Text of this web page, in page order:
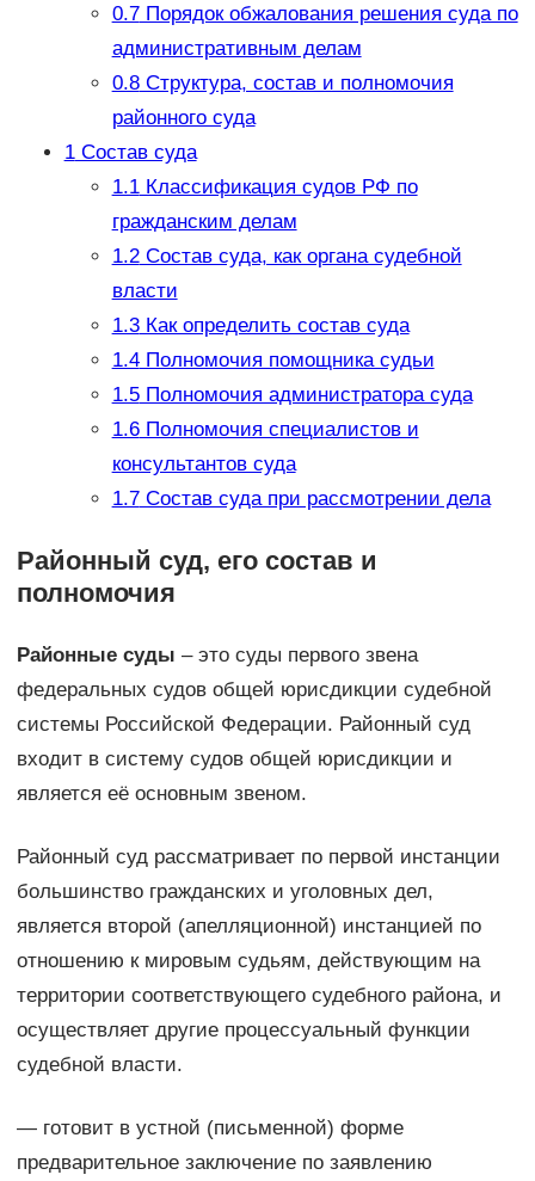
0.7Порядок обжалования решения суда по
административным делам
0.8Структура, состав и полномочия
районного суда
1Состав суда
1.1Классификация судов РФ по
гражданским делам
1.2Состав суда, как органа судебной
власти
1.3Как определить состав суда
1.4Полномочия помощника судьи
1.5Полномочия администратора суда
1.6Полномочия специалистов и
консультантов суда
1.7Состав суда при рассмотрении дела
Районный суд, его состав и
полномочия
Районные суды – это суды первого звена
федеральных судов общей юрисдикции судебной
системы Российской Федерации. Районный суд
входит в систему судов общей юрисдикции и
является её основным звеном.
Районный суд рассматривает по первой инстанции
большинство гражданских и уголовных дел,
является второй (апелляционной) инстанцией по
отношению к мировым судьям, действующим на
территории соответствующего судебного района, и
осуществляет другие процессуальный функции
судебной власти.
— готовит в устной (письменной) форме
предварительное заключение по заявлению